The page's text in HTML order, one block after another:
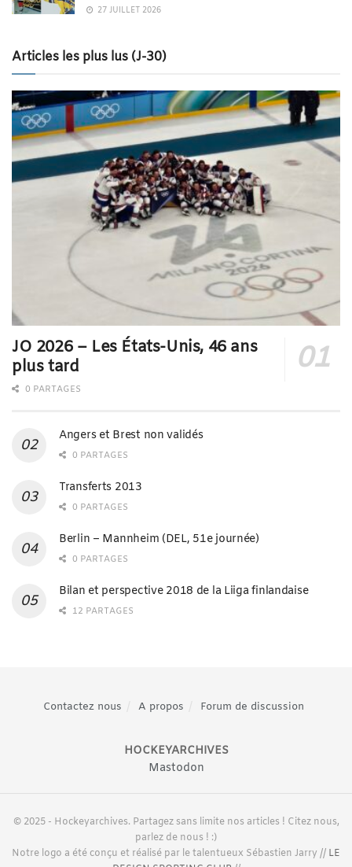
27 JUILLET 2026
Articles les plus lus (J-30)
JO 2026 – Les États-Unis, 46 ans
plus tard
0 PARTAGES
Angers et Brest non validés
0 PARTAGES
Transferts 2013
0 PARTAGES
Berlin – Mannheim (DEL, 51e journée)
0 PARTAGES
Bilan et perspective 2018 de la Liiga finlandaise
12 PARTAGES
Contactez nous A propos Forum de discussion
HOCKEYARCHIVES
Mastodon
© 2025 - Hockeyarchives. Partagez sans limite nos articles ! Citez nous,
parlez de nous ! :)
Notre logo a été conçu et réalisé par le talentueux Sébastien Jarry // LE